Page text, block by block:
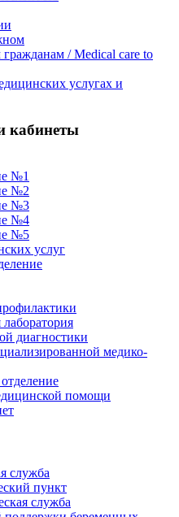
/ Medical care to
услугах и
кабинеты
№1
№2
№3
№4
№5
услуг
диагностики
медико-
помощи
служба
пункт
служба